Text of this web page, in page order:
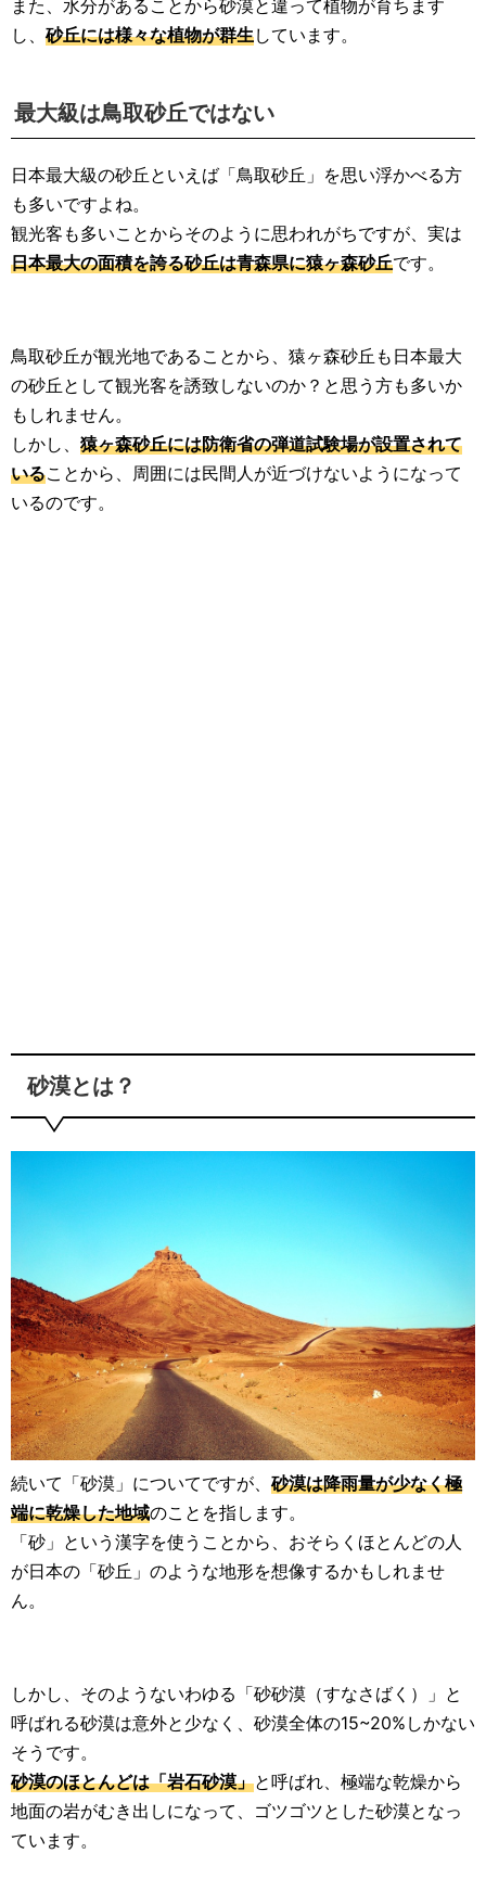
また、水分があることから砂漠と違って植物が育ちます
し、 砂丘には様々な植物が群生しています。
最大級は鳥取砂丘ではない
日本最大級の砂丘といえば「鳥取砂丘」を思い浮かべる方
も多いですよね。
観光客も多いことからそのように思われがちですが、実は
日本最大の面積を誇る砂丘は青森県に猿ヶ森砂丘です。
鳥取砂丘が観光地であることから、猿ヶ森砂丘も日本最大
の砂丘として観光客を誘致しないのか？と思う方も多いか
もしれません。
しかし、 猿ヶ森砂丘には防衛省の弾道試験場が設置されて
いることから、周囲には民間人が近づけないようになって
いるのです。
砂漠とは？
続いて「砂漠」についてですが、 砂漠は降雨量が少なく極
端に乾燥した地域のことを指します。
「砂」という漢字を使うことから、おそらくほとんどの人
が日本の「砂丘」のような地形を想像するかもしれませ
ん。
しかし、そのようないわゆる「砂砂漠（すなさばく）」と
呼ばれる砂漠は意外と少なく、砂漠全体の15~20%しかない
そうです。
砂漠のほとんどは「岩石砂漠」と呼ばれ、極端な乾燥から
地面の岩がむき出しになって、ゴツゴツとした砂漠となっ
ています。